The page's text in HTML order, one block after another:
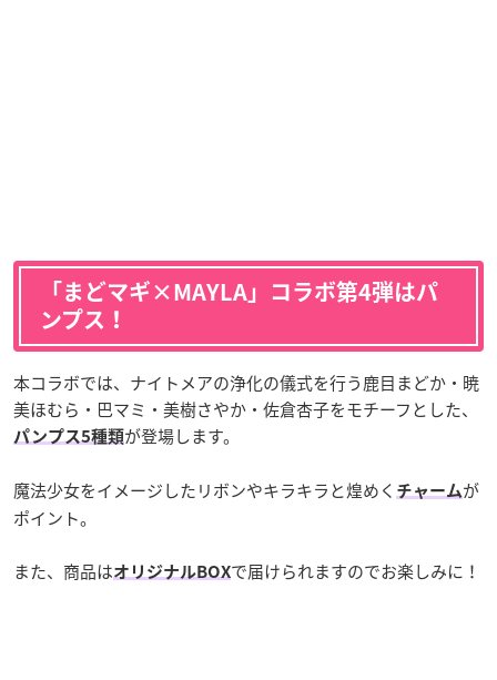
「まどマギ×MAYLA」コラボ第4弾はパ
ンプス！
本コラボでは、ナイトメアの浄化の儀式を行う鹿目まどか・暁
美ほむら・巴マミ・美樹さやか・佐倉杏子をモチーフとした、
パンプス5種類が登場します。
魔法少女をイメージしたリボンやキラキラと煌めく チャームが
ポイント。
また、商品はオリジナルBOXで届けられますのでお楽しみに！